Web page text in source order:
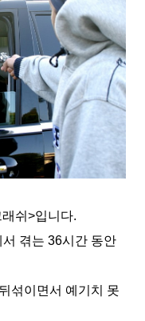
쉬>입니다.
겪는 36시간 동안
섞이면서 예기치 못